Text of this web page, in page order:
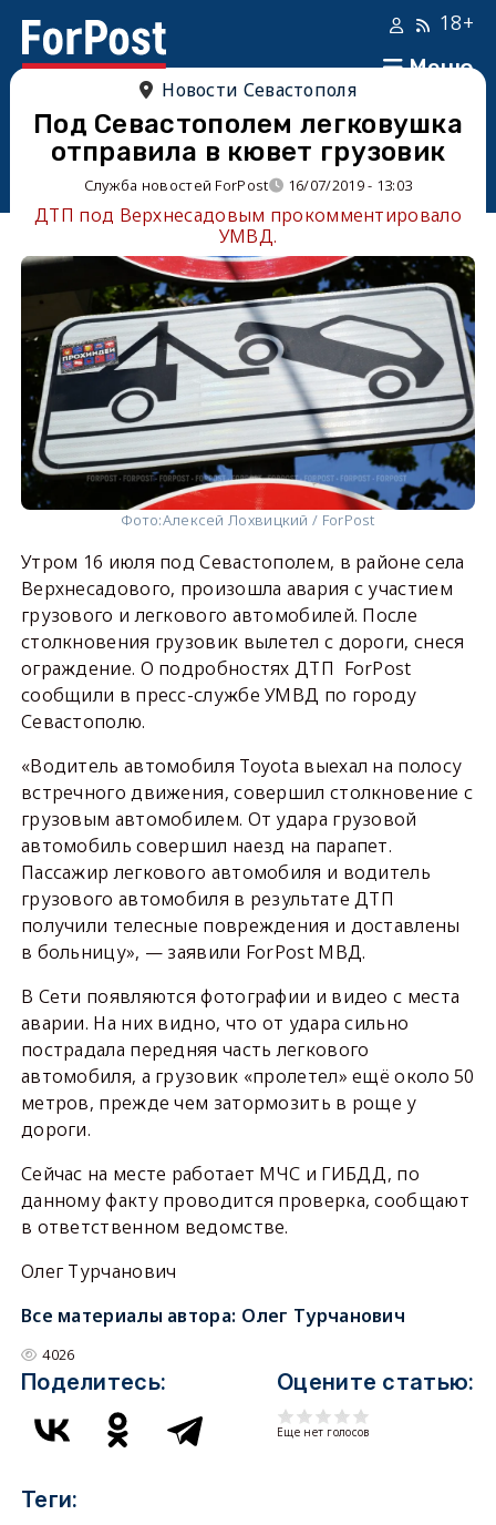
Меню
18+
Новости Севастополя
Под Севастополем легковушка
отправила в кювет грузовик
Служба новостей ForPost 16/07/2019 - 13:03
ДТП под Верхнесадовым прокомментировало
УМВД.
Фото:Алексей Лохвицкий / ForPost
Утром 16 июля под Севастополем, в районе села
Верхнесадового, произошла авария с участием
грузового и легкового автомобилей. После
столкновения грузовик вылетел с дороги, снеся
ограждение. О подробностях ДТП ForPost
сообщили в пресс-службе УМВД по городу
Севастополю.
«Водитель автомобиля Toyota выехал на полосу
встречного движения, совершил столкновение с
грузовым автомобилем. От удара грузовой
автомобиль совершил наезд на парапет.
Пассажир легкового автомобиля и водитель
грузового автомобиля в результате ДТП
получили телесные повреждения и доставлены
в больницу», — заявили ForPost МВД.
В Сети появляются фотографии и видео с места
аварии. На них видно, что от удара сильно
пострадала передняя часть легкового
автомобиля, а грузовик «пролетел» ещё около 50
метров, прежде чем затормозить в роще у
дороги.
Сейчас на месте работает МЧС и ГИБДД, по
данному факту проводится проверка, сообщают
в ответственном ведомстве.
Олег Турчанович
Все материалы автора: Олег Турчанович
4026
Поделитесь: Оцените статью:
Еще нет голосов
Теги: